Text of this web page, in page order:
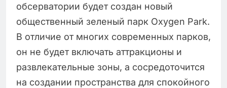
обсерватории будет создан новый
общественный зеленый парк Oxygen Park.
В отличие от многих современных парков,
он не будет включать аттракционы и
развлекательные зоны, а сосредоточится
на создании пространства для спокойного